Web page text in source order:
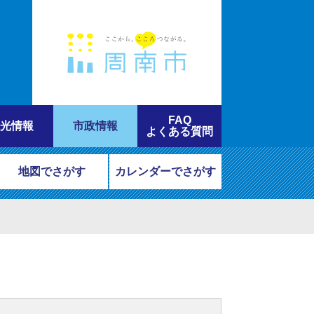
情報 市政情報
FAQ
よくある質問
地図でさがす カレンダーでさがす